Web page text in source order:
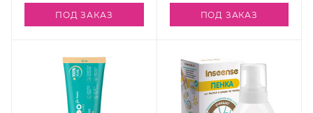
ПОД ЗАКАЗ ПОД ЗАКАЗ